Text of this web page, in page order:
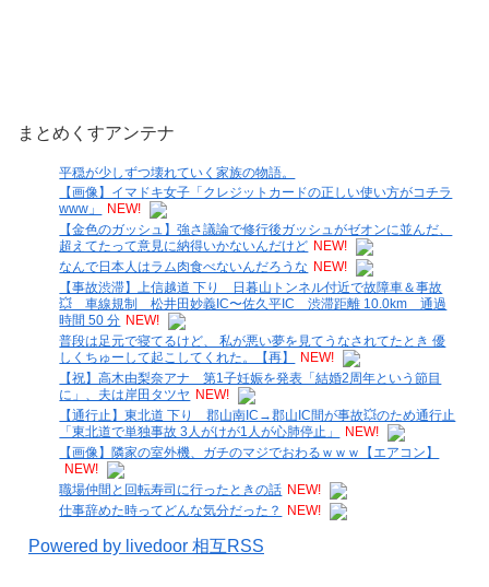
まとめくすアンテナ
平穏が少しずつ壊れていく家族の物語。
【画像】イマドキ女子「クレジットカードの正しい使い方がコチラ
www」
NEW!
【金色のガッシュ】強さ議論で修行後ガッシュがゼオンに並んだ、
超えてたって意見に納得いかないんだけど NEW!
なんで日本人はラム肉食べないんだろうな NEW!
【事故渋滞】上信越道 下り 日暮山トンネル付近で故障車＆事故
💥 車線規制 松井田妙義IC〜佐久平IC 渋滞距離 10.0km 通過
時間 50 分 NEW!
普段は足元で寝てるけど、 私が悪い夢を見てうなされてたとき 優
しくちゅーして起こしてくれた。【再】
NEW!
【祝】高木由梨奈アナ 第1子妊娠を発表「結婚2周年という節目
に」、夫は岸田タツヤ NEW!
【通行止】東北道 下り 郡山南IC→郡山IC間が事故💥のため通行止
「東北道で単独事故 3人がけが1人が心肺停止」
NEW!
【画像】隣家の室外機、ガチのマジでおわるｗｗｗ【エアコン】
NEW!
職場仲間と回転寿司に行ったときの話 NEW!
仕事辞めた時ってどんな気分だった？
NEW!
Powered by livedoor 相互RSS